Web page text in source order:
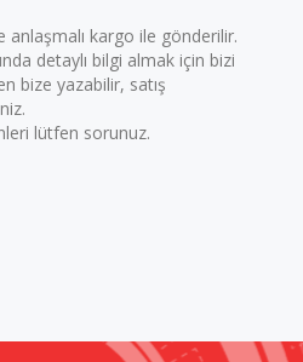
kargo ile gönderilir.
detaylı bilgi almak için bizi
bize yazabilir, satış
lütfen sorunuz.